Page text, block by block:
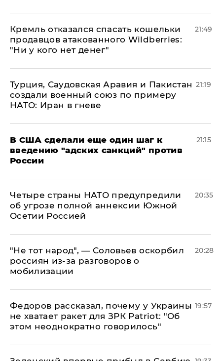
Кремль отказался спасать кошельки
продавцов атакованного Wildberries:
"Ни у кого нет денег"
21:49
Турция, Саудовская Аравия и Пакистан
создали военный союз по примеру
НАТО: Иран в гневе
21:19
В США сделали еще один шаг к
введению "адских санкций" против
России
21:15
Четыре страны НАТО предупредили
об угрозе полной аннексии Южной
Осетии Россией
20:35
​"Не тот народ", — Соловьев оскорбил
россиян из-за разговоров о
мобилизации
20:28
Федоров рассказал, почему у Украины
не хватает ракет для ЗРК Patriot: "Об
этом неоднократно говорилось"
19:57